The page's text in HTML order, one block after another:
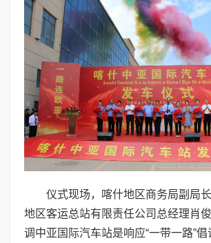
仪式现场，喀什地区商务局副局
地区客运总站有限责任公司总经理肖
调中亚国际汽车站是响应“一带一路”